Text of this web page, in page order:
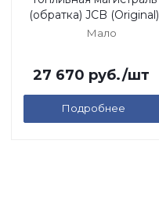
(обратка) JCB (Original)
Мало
27 670 руб./шт
Подробнее